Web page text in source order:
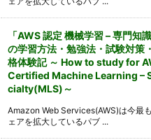
「AWS 認定 機械学習 – 専門知識
の学習方法・勉強法・試験対策
格体験記 ～ How to study for
Certified Machine Learning –
cialty(MLS)～
Amazon Web Services(AWS)は今最
ェアを拡大しているパブ ...